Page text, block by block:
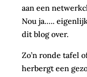
aan een
Nou ja…..
dit blog over.
Zo’n ronde tafel
herbergt een